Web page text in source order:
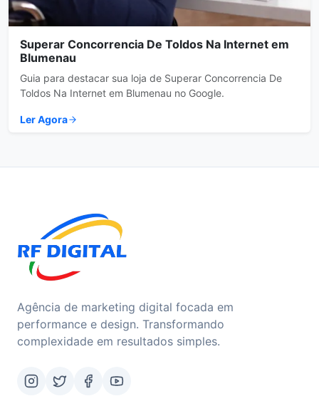
Superar Concorrencia De Toldos Na Internet em
Blumenau
Guia para destacar sua loja de Superar Concorrencia De
Toldos Na Internet em Blumenau no Google.
Ler Agora
Agência de marketing digital focada em
performance e design. Transformando
complexidade em resultados simples.